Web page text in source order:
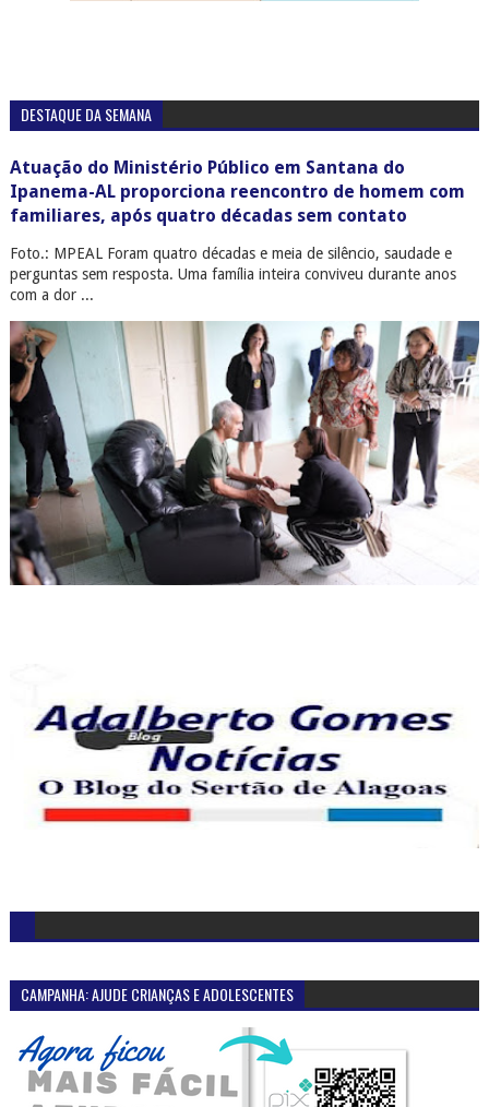
DESTAQUE DA SEMANA
Atuação do Ministério Público em Santana do
Ipanema-AL proporciona reencontro de homem com
familiares, após quatro décadas sem contato
Foto.: MPEAL Foram quatro décadas e meia de silêncio, saudade e
perguntas sem resposta. Uma família inteira conviveu durante anos
com a dor ...
CAMPANHA: AJUDE CRIANÇAS E ADOLESCENTES